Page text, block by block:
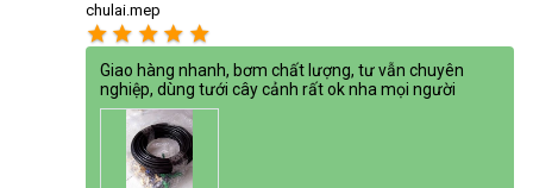
chulai.mep
star star star star star
Giao hàng nhanh, bơm chất lượng, tư vẫn chuyên
nghiệp, dùng tưới cây cảnh rất ok nha mọi người